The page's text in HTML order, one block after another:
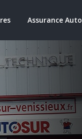
Assurance Auto